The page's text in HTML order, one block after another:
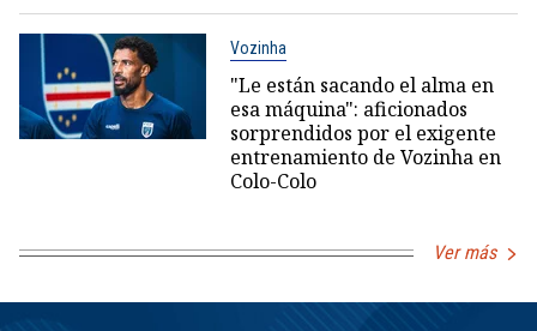
Vozinha
"Le están sacando el alma en
esa máquina": aficionados
sorprendidos por el exigente
entrenamiento de Vozinha en
Colo-Colo
Ver más